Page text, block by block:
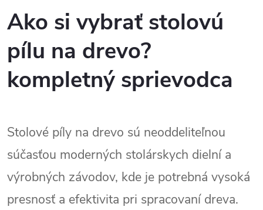
Ako si vybrať stolovú
pílu na drevo?
kompletný sprievodca
Stolové píly na drevo sú neoddeliteľnou
súčasťou moderných stolárskych dielní a
výrobných závodov, kde je potrebná vysoká
presnosť a efektivita pri spracovaní dreva.